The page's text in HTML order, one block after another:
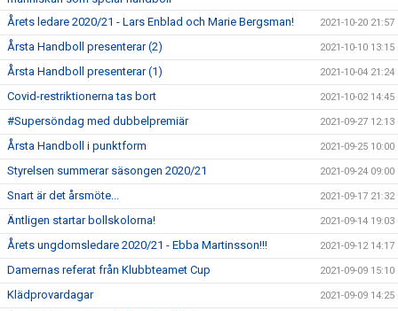
Årets ledare 2020/21 - Lars Enblad och Marie Bergsman! 2021-10-20 21:57
Årsta Handboll presenterar (2) 2021-10-10 13:15
Årsta Handboll presenterar (1) 2021-10-04 21:24
Covid-restriktionerna tas bort 2021-10-02 14:45
#Supersöndag med dubbelpremiär 2021-09-27 12:13
Årsta Handboll i punktform 2021-09-25 10:00
Styrelsen summerar säsongen 2020/21 2021-09-24 09:00
Snart är det årsmöte... 2021-09-17 21:32
Äntligen startar bollskolorna! 2021-09-14 19:03
Årets ungdomsledare 2020/21 - Ebba Martinsson!!! 2021-09-12 14:17
Damernas referat från Klubbteamet Cup 2021-09-09 15:10
Klädprovardagar 2021-09-09 14:25